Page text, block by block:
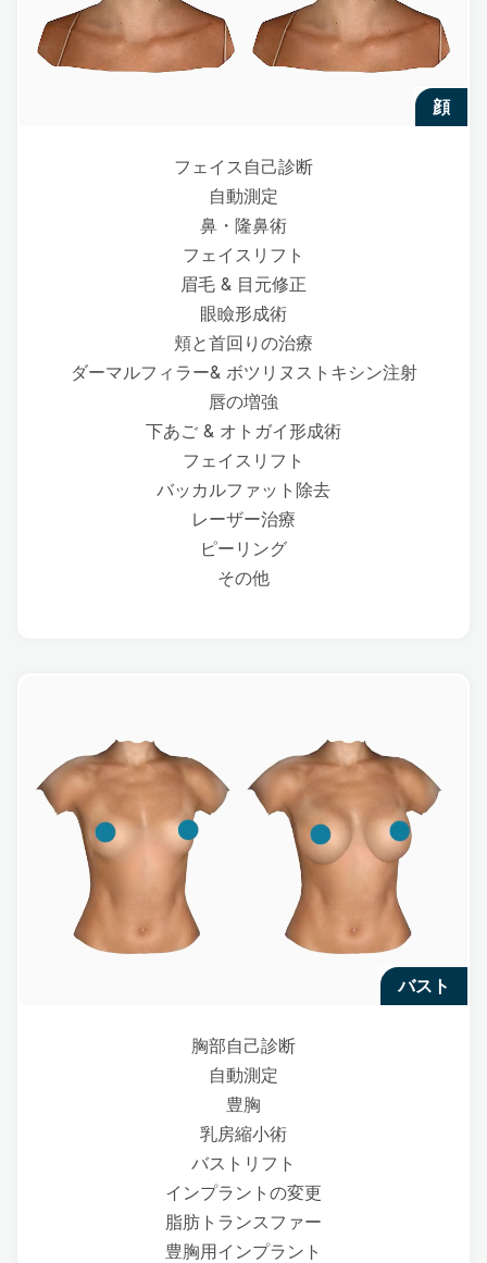
顔
フェイス自己診断
自動測定
鼻・隆鼻術
フェイスリフト
眉毛 & 目元修正
眼瞼形成術
頬と首回りの治療
ダーマルフィラー& ボツリヌストキシン注射
唇の増強
下あご & オトガイ形成術
フェイスリフト
バッカルファット除去
レーザー治療
ピーリング
その他
バスト
胸部自己診断
自動測定
豊胸
乳房縮小術
バストリフト
インプラントの変更
脂肪トランスファー
豊胸用インプラント